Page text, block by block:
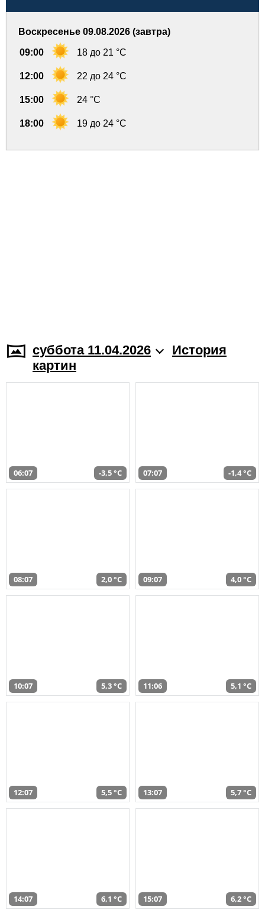
Воскресенье 09.08.2026 (завтра)
09:00 18 до 21 °C
12:00 22 до 24 °C
15:00 24 °C
18:00 19 до 24 °C
суббота 11.04.2026
История
картин
06:07 -3,5 °C 07:07 -1,4 °C
08:07 2,0 °C 09:07 4,0 °C
10:07 5,3 °C 11:06 5,1 °C
12:07 5,5 °C 13:07 5,7 °C
14:07 6,1 °C 15:07 6,2 °C